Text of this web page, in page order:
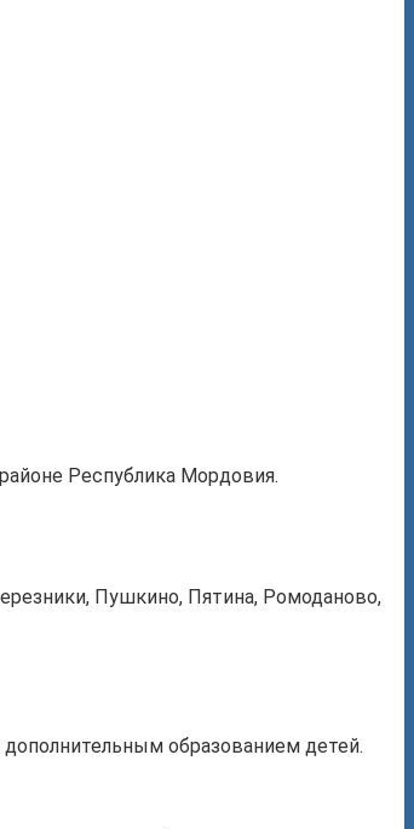
Республика Мордовия.
Пушкино, Пятина, Ромоданово,
образованием детей.